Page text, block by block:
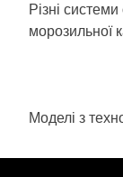
Різні
морозильної
Моделі з